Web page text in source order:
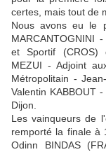
certes, mais tout de
Nous avons eu le
MARCANTOGNINI
et Sportif (CROS)
MEZUI - Adjoint
Métropolitain -
Valentin KABBOUT
Dijon.
Les vainqueurs de
remporté la finale à
Odinn BINDAS